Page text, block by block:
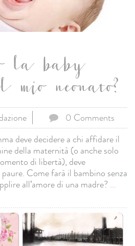
la baby
neonato?
0 Comments
deve decidere a chi affidare il
della maternità (o anche solo
di libertà), deve
Come farà il bambino senza
all’amore di una madre?...